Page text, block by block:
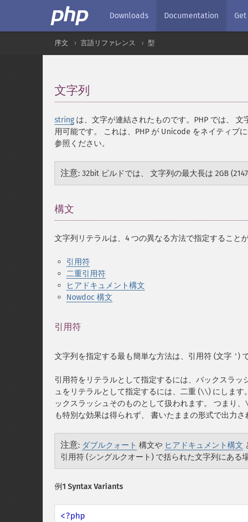
Downloads Documentation
序文 言語リファレンス 型
文字列
string は、文字が連結されたものです。PHP では、
用可能です。 これは、PHP が Unicode をネイティブ
参照ください。
注意: 32bit ビルドでは、 文字列の最大長は 2GB
構文
文字列リテラルは、4 つの異なる方法で指定することが
引用符
二重引用符
ヒアドキュメント構文
Nowdoc 構文
引用符
文字列を指定する最も簡単な方法は、引用符 (文字 ' )
引用符をリテラルとして指定するには、バックスラッ
ュをリテラルとして指定するには、二重 (\\) にします
ックスラッシュそのものとして扱われます。 つまり、
も特別な効果は得られず、 書いたままの形式で出力さ
注意: ダブルクォート 構文や ヒアドキュメント構文
引用符 (シングルクオート) で括られた文字列にある
例1 Syntax Variants